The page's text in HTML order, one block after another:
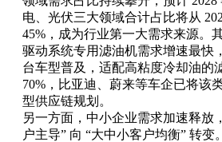
电、光伏三大领域合计占比将从
45%，成为行业第一大需求来源。
驱动系统专用滤油机需求增速最快
台车型普及，适配高粘度冷却油的
70%，比亚迪、蔚来等车企已将该
型供应链规划。
另一方面，中小企业需求加速释放
户主导” 向 “大中小客户均衡” 转变